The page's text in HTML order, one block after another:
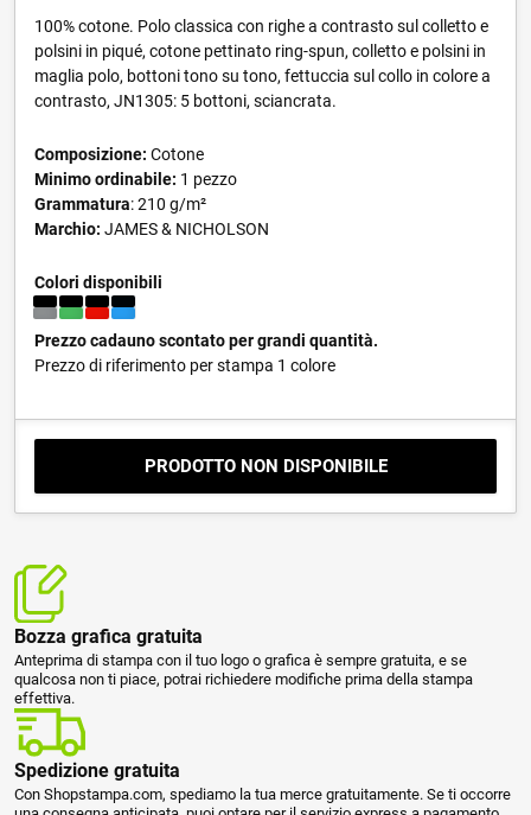
100% cotone. Polo classica con righe a contrasto sul colletto e
polsini in piqué, cotone pettinato ring-spun, colletto e polsini in
maglia polo, bottoni tono su tono, fettuccia sul collo in colore a
contrasto, JN1305: 5 bottoni, sciancrata.
Composizione: Cotone
Minimo ordinabile: 1 pezzo
Grammatura: 210 g/m²
Marchio: JAMES & NICHOLSON
Colori disponibili
Prezzo cadauno scontato per grandi quantità.
Prezzo di riferimento per stampa 1 colore
PRODOTTO NON DISPONIBILE
Bozza grafica gratuita
Anteprima di stampa con il tuo logo o grafica è sempre gratuita, e se
qualcosa non ti piace, potrai richiedere modifiche prima della stampa
effettiva.
Spedizione gratuita
Con Shopstampa.com, spediamo la tua merce gratuitamente. Se ti occorre